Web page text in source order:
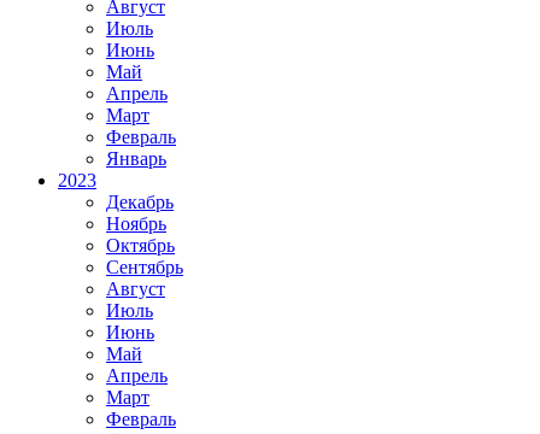
Август
Июль
Июнь
Май
Апрель
Март
Февраль
Январь
2023
Декабрь
Ноябрь
Октябрь
Сентябрь
Август
Июль
Июнь
Май
Апрель
Март
Февраль